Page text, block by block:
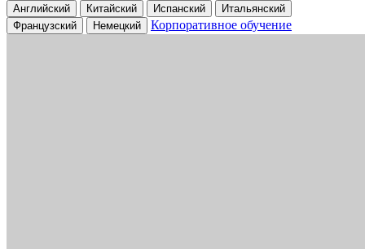
Английский
Китайский Испанский
Итальянский
Французский
Немецкий Корпоративное обучение